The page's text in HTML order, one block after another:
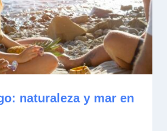
naturaleza y mar en